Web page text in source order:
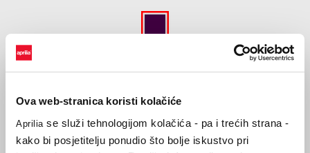
Ova web-stranica koristi kolačiće
Aprilia se služi tehnologijom kolačića - pa i trećih strana -
kako bi posjetitelju ponudio što bolje iskustvo pri
€ 59